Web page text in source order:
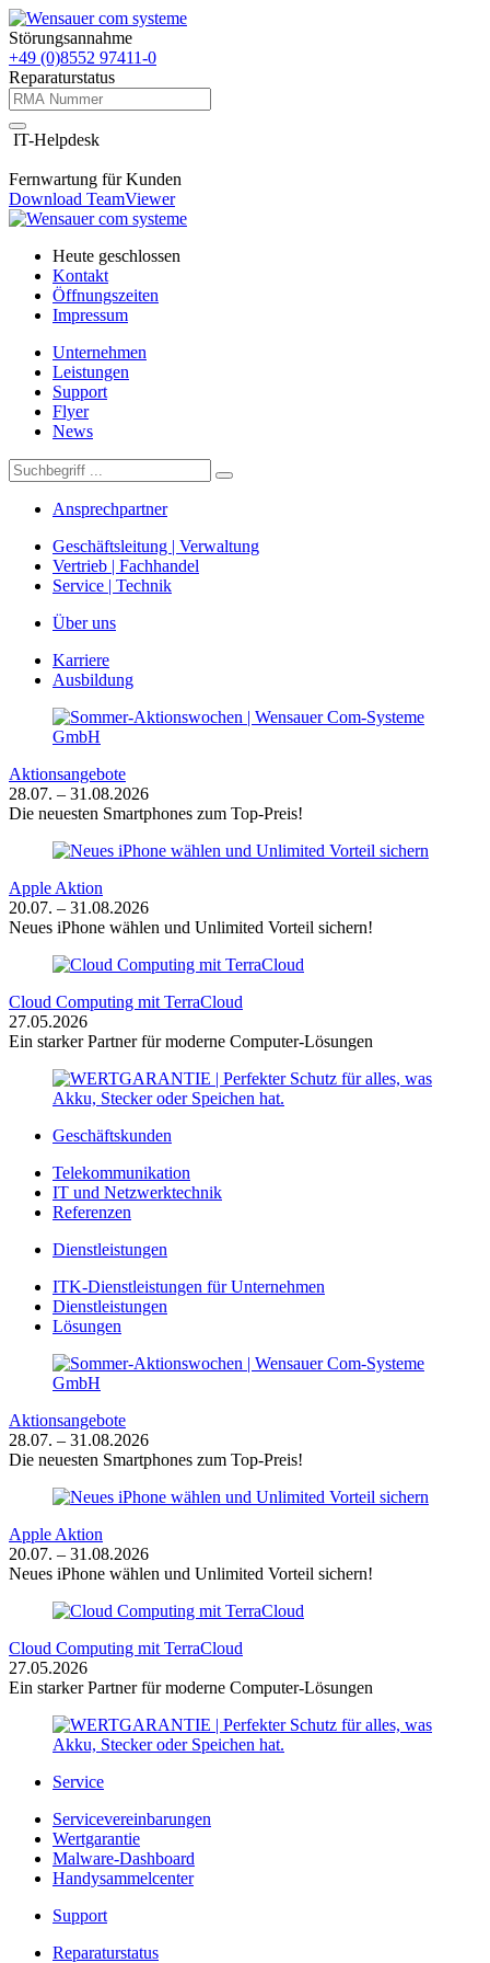
Störungsannahme
+49 (0)8552 97411-0
Reparaturstatus
IT-Helpdesk
Fernwartung für Kunden
Download TeamViewer
Heute geschlossen
Kontakt
Öffnungszeiten
Impressum
Unternehmen
Leistungen
Support
Flyer
News
Ansprechpartner
Geschäftsleitung | Verwaltung
Vertrieb | Fachhandel
Service | Technik
Über uns
Karriere
Ausbildung
Aktionsangebote
28.07. – 31.08.2026
Die neuesten Smartphones zum Top-Preis!
Apple Aktion
20.07. – 31.08.2026
Neues iPhone wählen und Unlimited Vorteil sichern!
Cloud Computing mit TerraCloud
27.05.2026
Ein starker Partner für moderne Computer-Lösungen
Geschäftskunden
Telekommunikation
IT und Netzwerktechnik
Referenzen
Dienstleistungen
ITK-Dienstleistungen für Unternehmen
Dienstleistungen
Lösungen
Aktionsangebote
28.07. – 31.08.2026
Die neuesten Smartphones zum Top-Preis!
Apple Aktion
20.07. – 31.08.2026
Neues iPhone wählen und Unlimited Vorteil sichern!
Cloud Computing mit TerraCloud
27.05.2026
Ein starker Partner für moderne Computer-Lösungen
Service
Servicevereinbarungen
Wertgarantie
Malware-Dashboard
Handysammelcenter
Support
Reparaturstatus